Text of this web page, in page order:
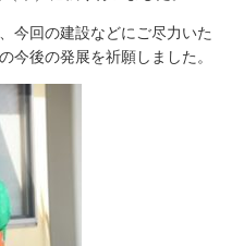
今回の建設などにご尽力いた
今後の発展を祈願しました。